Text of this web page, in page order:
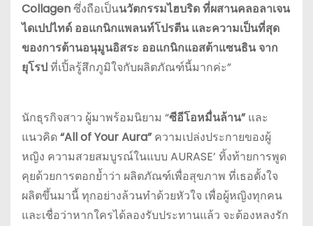
Collagenซึ่งถือเป็นนวัตกรรมไฮบริด ที่ผสานคลอลาเจน
ไดเปปไทด์ ออแกนิกแพลนท์โปรตีน และความเป็นที่สุด
ของการต้านอนุมูนอิสระ ออแกนิกแอสต้าแซนธิน จาก
ยุโรปที่เปิ้ลรู้สึกภูมิใจกับผลิตภัณฑ์นี้มากค่ะ”
นักธุรกิจสาว ผู้มาพร้อมนิยาม “ซีอีโอหมื่นล้าน”และ
แนวคิด “All of Your Aura”ความเปล่งประกายของผู้
หญิง ความสวยสมบูรณ์ในแบบ AURASE’ ทิ้งท้ายการพูด
คุยด้วยการตอกย้ำว่า ผลิตภัณฑ์เพื่อสุขภาพ ที่เธอตั้งใจ
ผลิตขึ้นมานี้ ทุกอย่างล้วนทำด้วยหัวใจ เพื่อผู้หญิงทุกคน
และเชื่อว่าหากใครได้ลองรับประทานแล้ว จะต้องหลงรัก